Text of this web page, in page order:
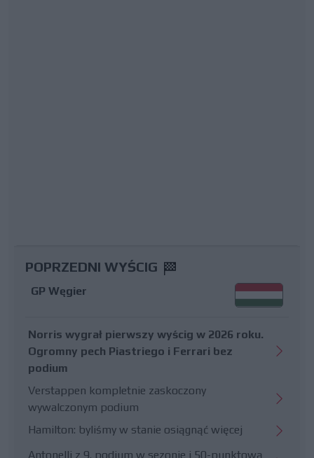
POPRZEDNI WYŚCIG
GP Węgier
Norris wygrał pierwszy wyścig w 2026 roku.
Ogromny pech Piastriego i Ferrari bez
podium
Verstappen kompletnie zaskoczony
wywalczonym podium
Hamilton: byliśmy w stanie osiągnąć więcej
Antonelli z 9. podium w sezonie i 50-punktową